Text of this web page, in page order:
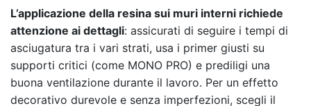
L’applicazione della resina sui muri interni richiede
attenzione ai dettagli: assicurati di seguire i tempi di
asciugatura tra i vari strati, usa i primer giusti su
supporti critici (come MONO PRO) e prediligi una
buona ventilazione durante il lavoro. Per un effetto
decorativo durevole e senza imperfezioni, scegli il